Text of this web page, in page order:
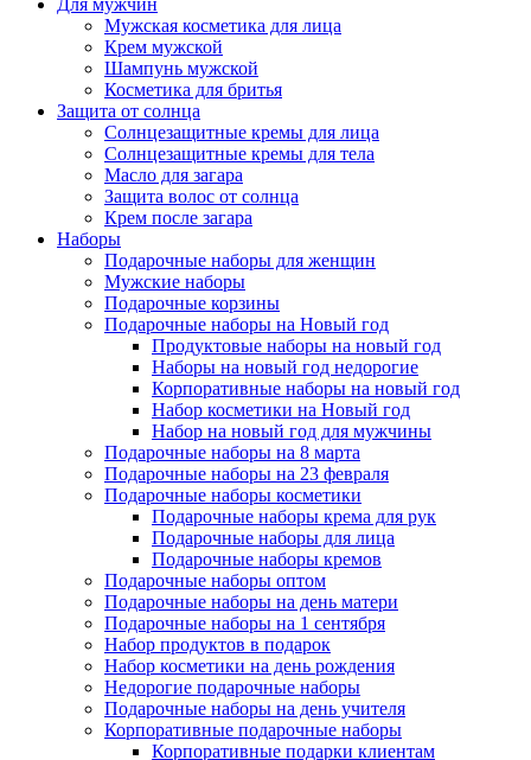
Для мужчин
Мужская косметика для лица
Крем мужской
Шампунь мужской
Косметика для бритья
Защита от солнца
Солнцезащитные кремы для лица
Солнцезащитные кремы для тела
Масло для загара
Защита волос от солнца
Крем после загара
Наборы
Подарочные наборы для женщин
Мужские наборы
Подарочные корзины
Подарочные наборы на Новый год
Продуктовые наборы на новый год
Наборы на новый год недорогие
Корпоративные наборы на новый год
Набор косметики на Новый год
Набор на новый год для мужчины
Подарочные наборы на 8 марта
Подарочные наборы на 23 февраля
Подарочные наборы косметики
Подарочные наборы крема для рук
Подарочные наборы для лица
Подарочные наборы кремов
Подарочные наборы оптом
Подарочные наборы на день матери
Подарочные наборы на 1 сентября
Набор продуктов в подарок
Набор косметики на день рождения
Недорогие подарочные наборы
Подарочные наборы на день учителя
Корпоративные подарочные наборы
Корпоративные подарки клиентам